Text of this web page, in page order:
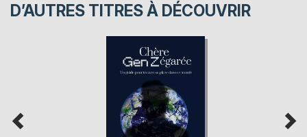
D’AUTRES TITRES À DÉCOUVRIR